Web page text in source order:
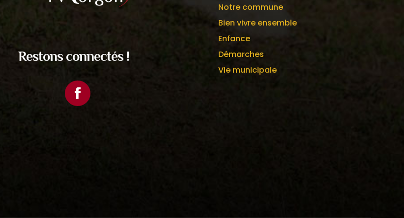
Restons connectés !
Notre commune
Bien vivre ensemble
Enfance
Démarches
Vie municipale